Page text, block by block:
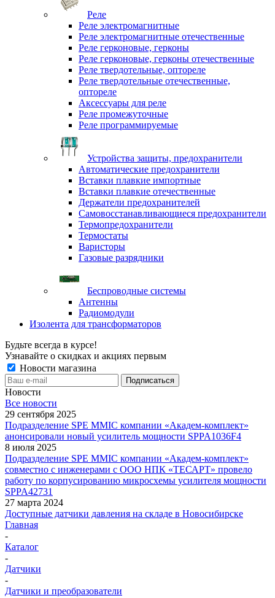
Реле
Реле электромагнитные
Реле электромагнитные отечественные
Реле герконовые, герконы
Реле герконовые, герконы отечественные
Реле твердотельные, оптореле
Реле твердотельные отечественные,
оптореле
Аксессуары для реле
Реле промежуточные
Реле программируемые
Устройства защиты, предохранители
Автоматические предохранители
Вставки плавкие импортные
Вставки плавкие отечественные
Держатели предохранителей
Самовосстанавливающиеся предохранители
Термопредохранители
Термостаты
Варисторы
Газовые разрядники
Беспроводные системы
Антенны
Радиомодули
Изолента для трансформаторов
Будьте всегда в курсе!
Узнавайте о скидках и акциях первым
Новости магазина
Новости
Все новости
29 сентября 2025
Подразделение SPE MMIC компании «Академ-комплект»
анонсировали новый усилитель мощности SPPA1036F4
8 июля 2025
Подразделение SPE MMIC компании «Академ-комплект»
совместно с инженерами с ООО НПК «ТЕСАРТ» провело
работу по корпусированию микросхемы усилителя мощности
SPPA42731
27 марта 2024
Доступные датчики давления на складе в Новосибирске
Главная
-
Каталог
-
Датчики
-
Датчики и преобразователи